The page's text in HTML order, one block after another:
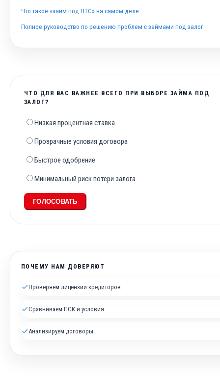
Что такое «займ под ПТС» на самом деле
Полное руководство по решению проблем с займами под залог
ЧТО ДЛЯ ВАС ВАЖНЕЕ ВСЕГО ПРИ ВЫБОРЕ ЗАЙМА ПОД
ЗАЛОГ?
Низкая процентная ставка
Прозрачные условия договора
Быстрое одобрение
Минимальный риск потери залога
ГОЛОСОВАТЬ
ПОЧЕМУ НАМ ДОВЕРЯЮТ
✓Проверяем лицензии кредиторов
✓Сравниваем ПСК и условия
✓ Анализируем договоры